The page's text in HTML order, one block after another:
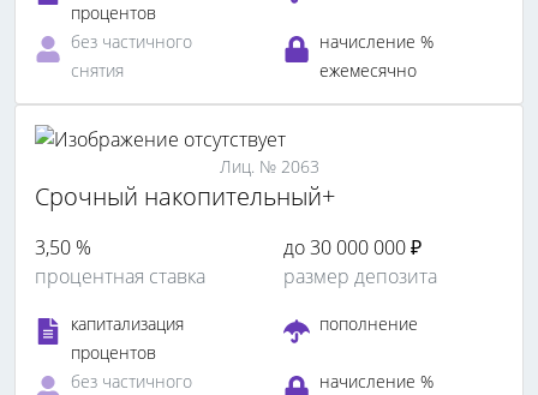
процентов
без частичного
снятия
начисление %
ежемесячно
Лиц. № 2063
Срочный накопительный+
3,50 %
процентная ставка
до 30 000 000 ₽
размер депозита
капитализация
процентов
пополнение
без частичного
начисление %